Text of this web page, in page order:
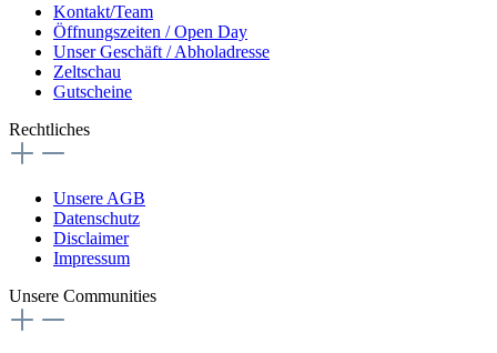
Kontakt/Team
Öffnungszeiten / Open Day
Unser Geschäft / Abholadresse
Zeltschau
Gutscheine
Rechtliches
Unsere AGB
Datenschutz
Disclaimer
Impressum
Unsere Communities